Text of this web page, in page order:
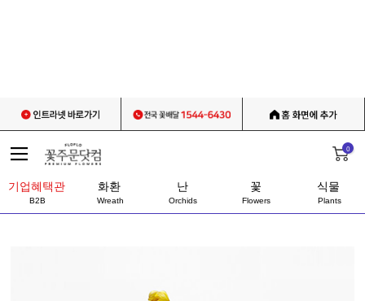
0
기업혜택관
B2B
화환
Wreath
난
Orchids
꽃
Flowers
식물
Plants